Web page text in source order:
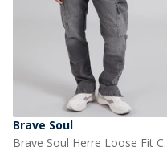
Brave Soul
Brave